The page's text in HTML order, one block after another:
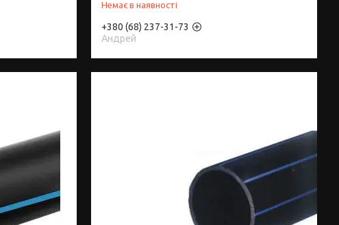
Немає в наявності
+380 (68) 237-31-73
Андрей